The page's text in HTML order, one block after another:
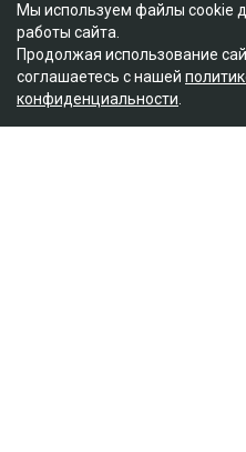
Мы используем файлы cookie
работы сайта.
Продолжая использование
соглашаетесь с нашей
конфиденциальности